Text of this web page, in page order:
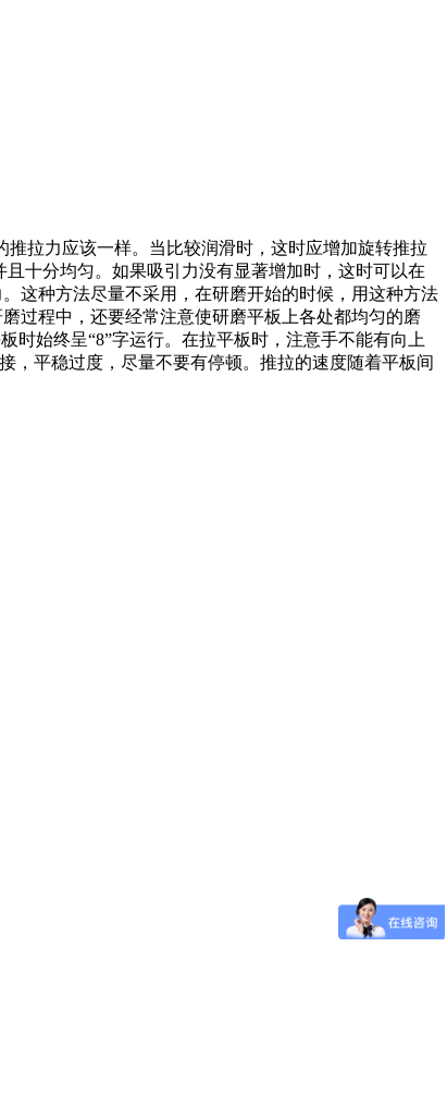
拉力应该一样。当比较润滑时，这时应增加旋转推拉
十分均匀。如果吸引力没有显著增加时，这时可以在
这种方法尽量不采用，在研磨开始的时候，用这种方法
过程中，还要经常注意使研磨平板上各处都均匀的磨
时始终呈“8”字运行。在拉平板时，注意手不能有向上
，平稳过度，尽量不要有停顿。推拉的速度随着平板间